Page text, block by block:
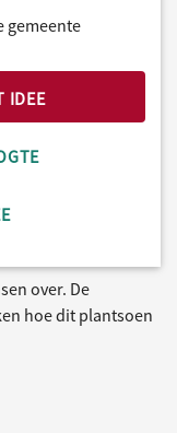
gemeente
IDEE
over. De
hoe dit plantsoen